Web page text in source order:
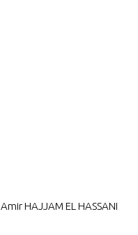
Amir HAJJAM EL HASSANI